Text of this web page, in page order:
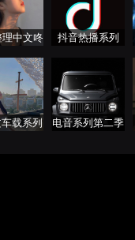
理中文咚
抖音热播系列
载系列 电音系列第二季